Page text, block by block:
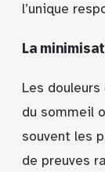
l’unique
La
Les
du sommeil
souvent les
de preuves